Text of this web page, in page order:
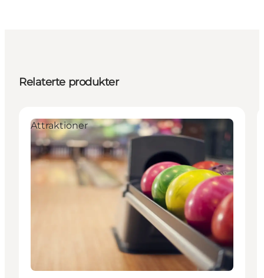
Relaterte produkter
Attraktioner